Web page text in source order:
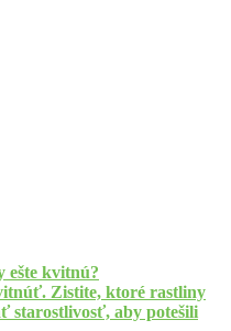
ešte kvitnú?
Zistite, ktoré rastliny
starostlivosť, aby potešili